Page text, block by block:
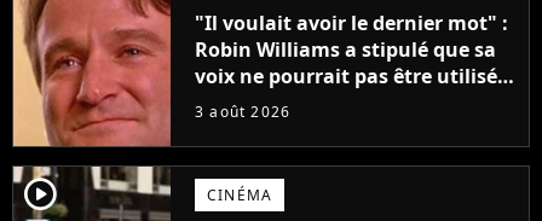
"Il voulait avoir le dernier mot" :
Robin Williams a stipulé que sa
voix ne pourrait pas être utilisée
avant 2039, pourtant Disney
inédits
3 août 2026
player2 CINÉMA